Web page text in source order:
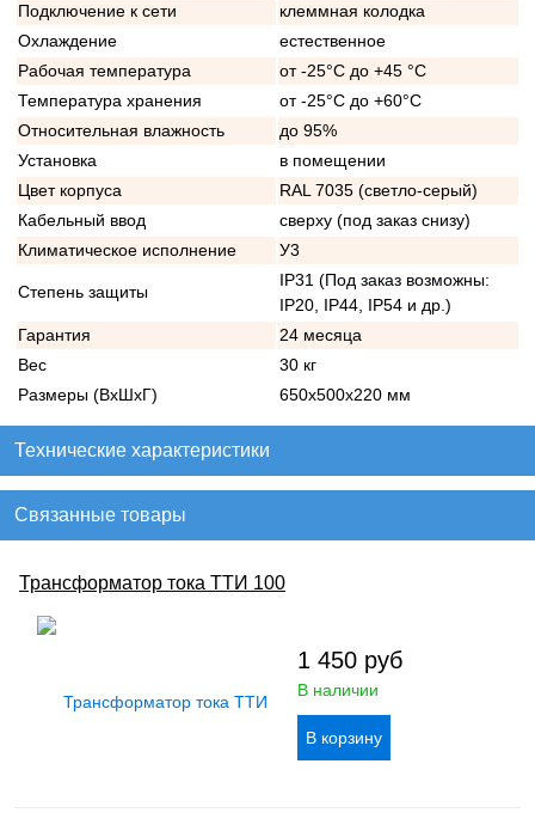
Подключение к сети
клеммная колодка
Охлаждение
естественное
Рабочая температура
от -25°C до +45 °C
Температура хранения
от -25°C до +60°C
Относительная влажность
до 95%
Установка
в помещении
Цвет корпуса
RAL 7035 (светло-серый)
Кабельный ввод
сверху (под заказ снизу)
Климатическое исполнение
У3
Степень защиты
IP31 (Под заказ возможны:
IP20, IP44, IP54 и др.)
Гарантия
24 месяца
Вес
30 кг
Размеры (ВхШхГ)
650х500х220 мм
Технические характеристики
Связанные товары
Трансформатор тока ТТИ 100
1 450 руб
В наличии